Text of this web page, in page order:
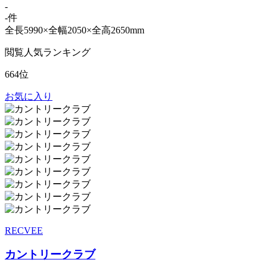
-
-件
全長5990×全幅2050×全高2650mm
閲覧人気ランキング
664位
お気に入り
RECVEE
カントリークラブ